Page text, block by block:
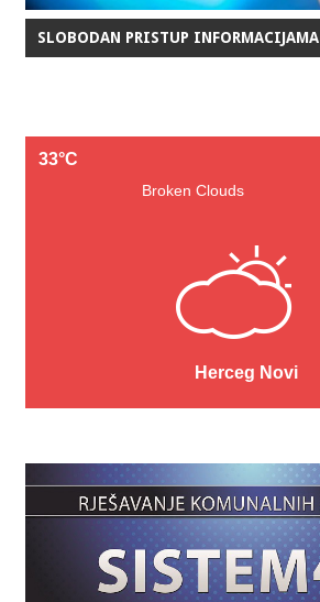
SLOBODAN PRISTUP INFORMACIJAMA
33°C
Broken Clouds
Herceg Novi